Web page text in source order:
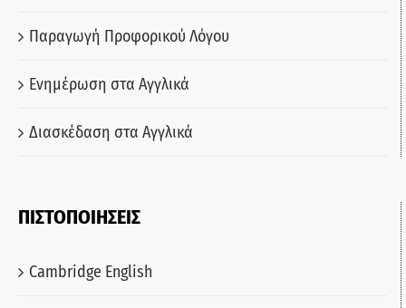
Παραγωγή Προφορικού Λόγου
Ενημέρωση στα Αγγλικά
Διασκέδαση στα Αγγλικά
ΠΙΣΤΟΠΟΙΗΣΕΙΣ
Cambridge English